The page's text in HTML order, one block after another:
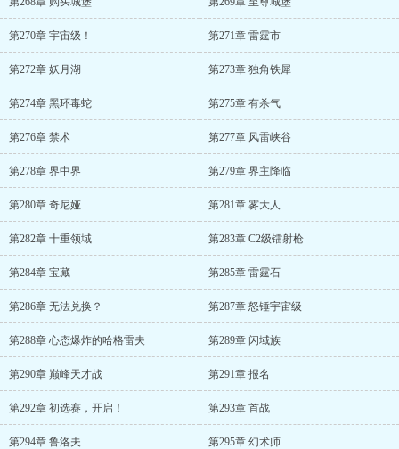
第270章 宇宙级！ 第271章 雷霆市
第272章 妖月湖 第273章 独角铁犀
第274章 黑环毒蛇 第275章 有杀气
第276章 禁术 第277章 风雷峡谷
第278章 界中界 第279章 界主降临
第280章 奇尼娅 第281章 雾大人
第282章 十重领域 第283章 C2级镭射枪
第284章 宝藏 第285章 雷霆石
第286章 无法兑换？ 第287章 怒锤宇宙级
第288章 心态爆炸的哈格雷夫 第289章 闪域族
第290章 巅峰天才战 第291章 报名
第292章 初选赛，开启！ 第293章 首战
第294章 鲁洛夫 第295章 幻术师